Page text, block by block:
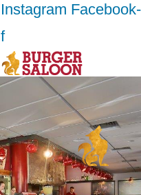
Instagram Facebook-
f